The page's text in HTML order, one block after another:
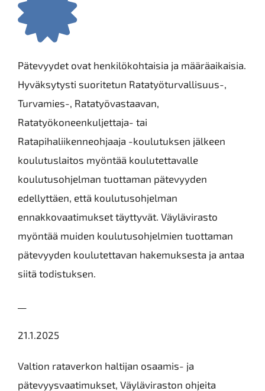
Pätevyydet ovat henkilökohtaisia ja määräaikaisia.
Hyväksytysti suoritetun Ratatyöturvallisuus-,
Turvamies-, Ratatyövastaavan,
Ratatyökoneenkuljettaja- tai
Ratapihaliikenneohjaaja -koulutuksen jälkeen
koulutuslaitos myöntää koulutettavalle
koulutusohjelman tuottaman pätevyyden
edellyttäen, että koulutusohjelman
ennakkovaatimukset täyttyvät. Väylävirasto
myöntää muiden koulutusohjelmien tuottaman
pätevyyden koulutettavan hakemuksesta ja antaa
siitä todistuksen.
21.1.2025
Valtion rataverkon haltijan osaamis- ja
pätevyysvaatimukset, Väyläviraston ohjeita